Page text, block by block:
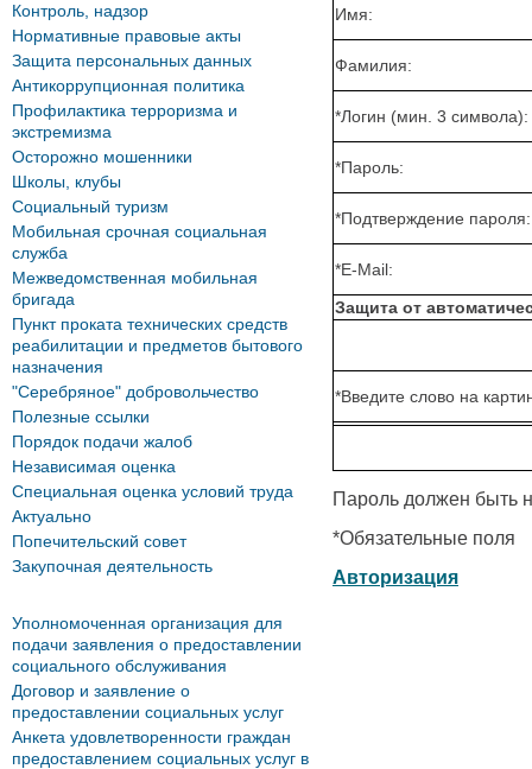
Имя:
Фамилия:
*Логин (мин. 3 символа):
*Пароль:
*Подтверждение пароля:
*E-Mail:
Защита от
*Введите слово на
Пароль должен быть
*Обязательные поля
Авторизация
Контроль, надзор
Нормативные правовые акты
Защита персональных данных
Антикоррупционная политика
Профилактика терроризма и
экстремизма
Осторожно мошенники
Школы, клубы
Социальный туризм
Мобильная срочная социальная
служба
Межведомственная мобильная
бригада
Пункт проката технических средств
реабилитации и предметов бытового
назначения
"Серебряное" добровольчество
Полезные ссылки
Порядок подачи жалоб
Независимая оценка
Специальная оценка условий труда
Актуально
Попечительский совет
Закупочная деятельность
Уполномоченная организация для
подачи заявления о предоставлении
социального обслуживания
Договор и заявление о
предоставлении социальных услуг
Анкета удовлетворенности граждан
предоставлением социальных услуг в